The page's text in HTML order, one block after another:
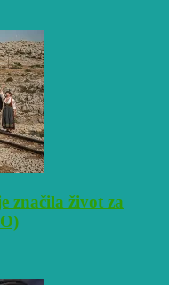
značila život za